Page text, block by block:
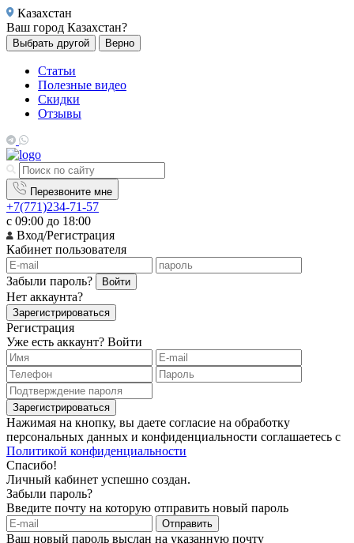
Казахстан
Ваш город Казахстан?
Выбрать другой Верно
Статьи
Полезные видео
Скидки
Отзывы
Перезвоните мне
+7(771)234-71-57
с 09:00 до 18:00
Вход/Регистрация
Кабинет пользователя
Забыли пароль? Войти
Нет аккаунта?
Зарегистрироваться
Регистрация
Уже есть аккаунт? Войти
Зарегистрироваться
Нажимая на кнопку, вы даете согласие на обработку
персональных данных и конфиденциальности соглашаетесь с
Политикой конфиденциальности
Спасибо!
Личный кабинет успешно создан.
Забыли пароль?
Введите почту на которую отправить новый пароль
Отправить
Ваш новый пароль выслан на указанную почту